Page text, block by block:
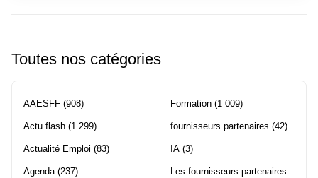
Toutes nos catégories
AAESFF (908)
Actu flash (1 299)
Actualité Emploi (83)
Agenda(237)
Formation (1 009)
fournisseurs partenaires (42)
IA (3)
Les fournisseurs partenaires